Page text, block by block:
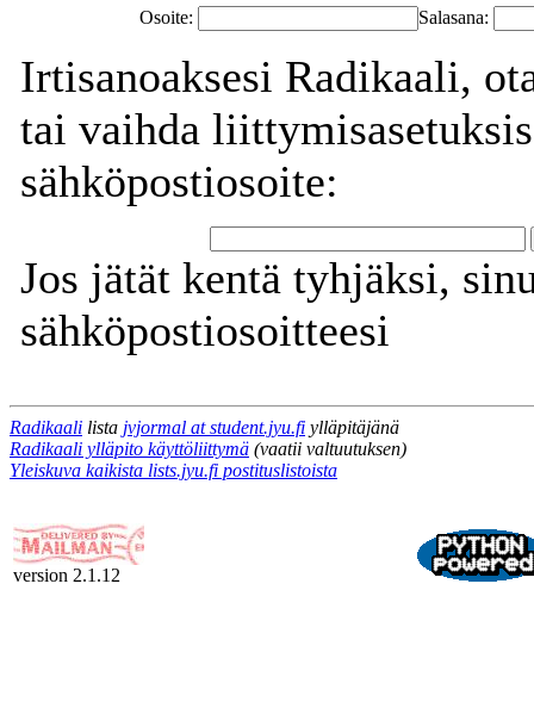
Osoite: Salasana:
Irtisanoaksesi Radikaali,
tai vaihda
sähköpostiosoite:
Jos jätät kentä tyhjäksi,
sähköpostiosoitteesi
Radikaali lista jvjormal at student.jyu.fi ylläpitäjänä
Radikaali ylläpito käyttöliittymä (vaatii valtuutuksen)
Yleiskuva kaikista lists.jyu.fi postituslistoista
version 2.1.12